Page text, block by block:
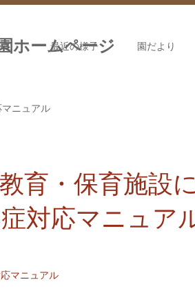
最近の様子 園だより
ニュアル
育・保育施設
対応マニュア
マニュアル